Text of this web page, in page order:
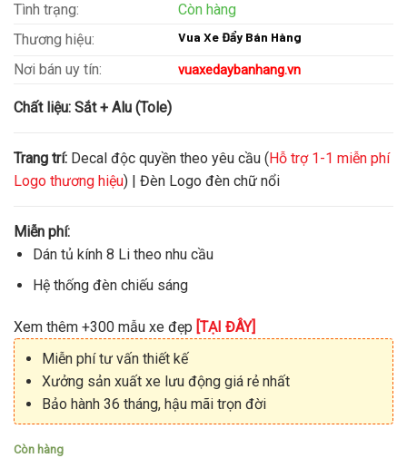
Tình trạng:
Còn hàng
Thương hiệu:
Vua Xe Đẩy Bán Hàng
Nơi bán uy tín: vuaxedaybanhang.vn
Chất liệu: Sắt + Alu (Tole)
Trang trí: Decal độc quyền theo yêu cầu (Hỗ trợ 1-1 miễn phí
Logo thương hiệu) | Đèn Logo đèn chữ nổi
Miễn phí:
Dán tủ kính 8 Li theo nhu cầu
Hệ thống đèn chiếu sáng
Xem thêm +300 mẫu xe đẹp [TẠI ĐÂY]
Miễn phí tư vấn thiết kế
Xưởng sản xuất xe lưu động giá rẻ nhất
Bảo hành 36 tháng, hậu mãi trọn đời
Còn hàng